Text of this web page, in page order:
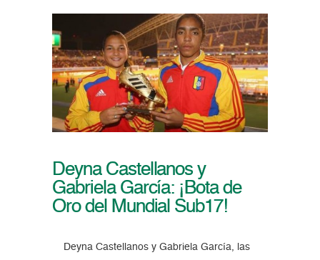
Deyna Castellanos y
Gabriela García: ¡Bota de
Oro del Mundial Sub17!
Deyna Castellanos y Gabriela García, las